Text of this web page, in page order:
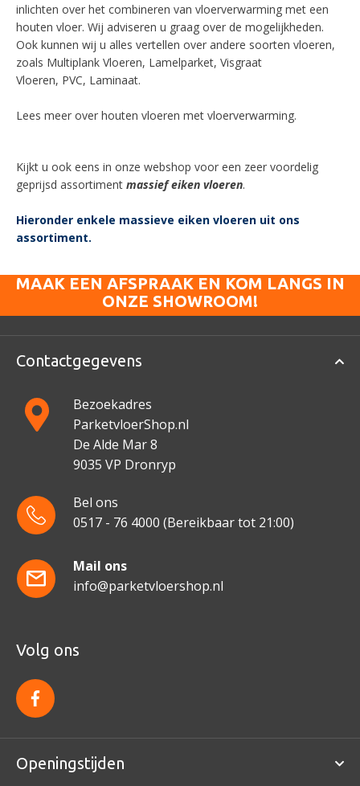
inlichten over het combineren van vloerverwarming met een
houten vloer. Wij adviseren u graag over de mogelijkheden.
Ook kunnen wij u alles vertellen over andere soorten vloeren,
zoals Multiplank Vloeren, Lamelparket, Visgraat
Vloeren, PVC, Laminaat.
Lees meer over houten vloeren met vloerverwarming.
Kijkt u ook eens in onze webshop voor een zeer voordelig
geprijsd assortiment massief eiken vloeren.
Hieronder enkele massieve eiken vloeren uit ons
assortiment.
MAAK EEN AFSPRAAK EN KOM LANGS IN
ONZE SHOWROOM!
Contactgegevens
Bezoekadres
ParketvloerShop.nl
De Alde Mar 8
9035 VP Dronryp
Bel ons
0517 - 76 4000 (Bereikbaar tot 21:00)
Mail ons
info@parketvloershop.nl
Volg ons
f
a
c
e
o
o
Openingstijden